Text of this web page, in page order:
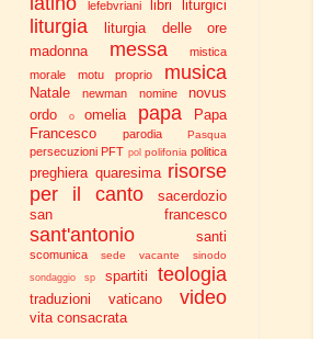
lefebvriani libri liturgici
liturgia
liturgia delle ore
madonna
messa
mistica
morale
motu proprio musica
Natale newman nomine
novus
ordo
o omelia papa
Papa
Francesco
parodia Pasqua
persecuzioni PFT pol polifonia politica
preghiera quaresima risorse
per il canto
sacerdozio
san francesco
sant'antonio santi
scomunica sede vacante sinodo
sondaggio sp spartiti teologia
traduzioni vaticano video
vita consacrata